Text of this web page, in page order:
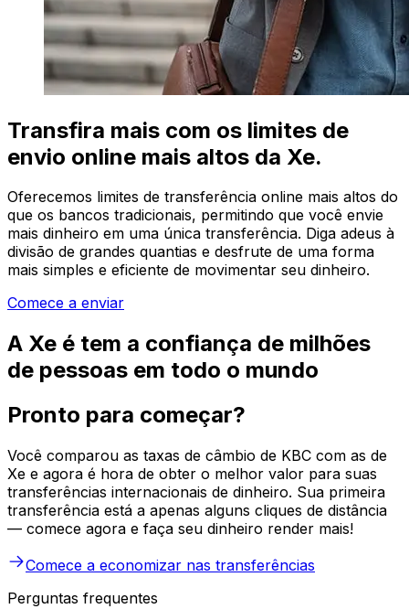
Transfira mais com os limites de
envio online mais altos da Xe.
Oferecemos limites de transferência online mais altos do
que os bancos tradicionais, permitindo que você envie
mais dinheiro em uma única transferência. Diga adeus à
divisão de grandes quantias e desfrute de uma forma
mais simples e eficiente de movimentar seu dinheiro.
Comece a enviar
A Xe é tem a confiança de milhões
de pessoas em todo o mundo
Pronto para começar?
Você comparou as taxas de câmbio de KBC com as de
Xe e agora é hora de obter o melhor valor para suas
transferências internacionais de dinheiro. Sua primeira
transferência está a apenas alguns cliques de distância
— comece agora e faça seu dinheiro render mais!
Comece a economizar nas transferências
Perguntas frequentes